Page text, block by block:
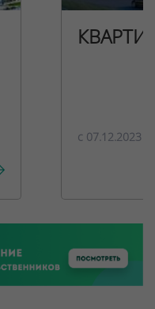
c 07.12.2023